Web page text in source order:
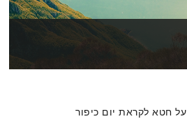
חטא לקראת יום כיפור